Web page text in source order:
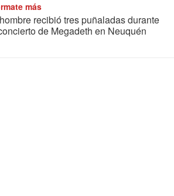
más
recibió tres puñaladas durante
de Megadeth en Neuquén